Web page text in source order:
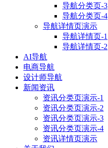
导航分类页-3
导航分类页-4
导航详情页演示
导航详情页-1
导航详情页-2
AI导航
电商导航
设计师导航
新闻资讯
资讯分类页演示-1
资讯分类页演示-2
资讯分类页演示-3
资讯分类页演示-4
资讯详情页演示